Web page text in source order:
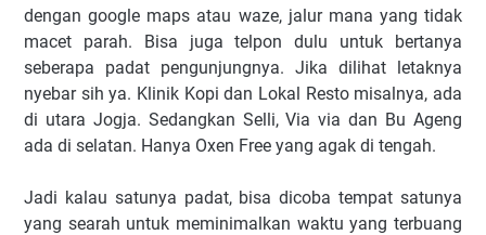
dengan google maps atau waze, jalur mana yang tidak
macet parah. Bisa juga telpon dulu untuk bertanya
seberapa padat pengunjungnya. Jika dilihat letaknya
nyebar sih ya. Klinik Kopi dan Lokal Resto misalnya, ada
di utara Jogja. Sedangkan Selli, Via via dan Bu Ageng
ada di selatan. Hanya Oxen Free yang agak di tengah.
Jadi kalau satunya padat, bisa dicoba tempat satunya
yang searah untuk meminimalkan waktu yang terbuang